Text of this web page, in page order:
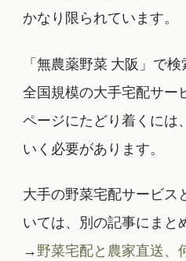
かなり限られています。
「無農薬野菜 大阪」で
全国規模の大手宅配サー
ページにたどり着くには
いく必要があります。
大手の野菜宅配サービス
いては、別の記事にまと
→野菜宅配と農家直送、